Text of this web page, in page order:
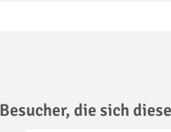
Besucher, die sich